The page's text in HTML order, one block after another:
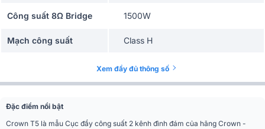
Công suất 8Ω Bridge 1500W
Mạch công suất Class H
Nguồn xuyến
Xem đầy đủ thông số
Đặc điểm nổi bật
Crown T5 là mẫu Cục đẩy công suất 2 kênh đình đám của hãng Crown -